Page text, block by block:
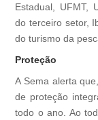
Estadual, UFMT,
do terceiro setor,
do turismo da
Proteção
A Sema alerta
de proteção
todo o ano. Ao